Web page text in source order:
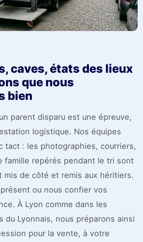
caves, états des lieux
que nous
bien
parent disparu est une épreuve,
logistique. Nos équipes
tact : les photographies, courriers,
famille repérés pendant le tri sont
mis de côté et remis aux héritiers.
ou nous confier vos
À Lyon comme dans les
du Lyonnais, nous préparons ainsi
pour la vente, à votre